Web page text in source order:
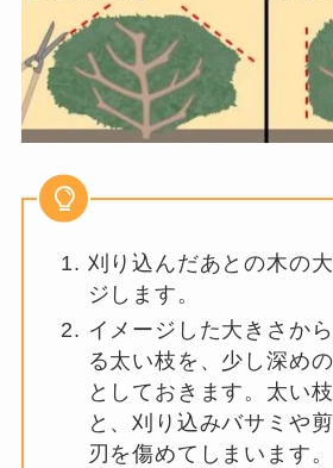
刈り込んだあとの木の
ジします。
イメージした大きさか
る太い枝を、少し深め
としておきます。太い
と、刈り込みバサミや
刃を傷めてしまいます。